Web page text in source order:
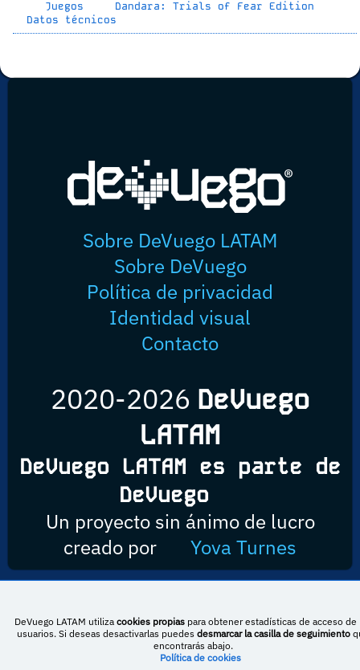
Juegos
Dandara: Trials of Fear Edition
Datos técnicos
Sobre DeVuego LATAM
Sobre DeVuego
Política de privacidad
Identidad visual
Contacto
2020-2026 DeVuego
LATAM
DeVuego LATAM es parte de
DeVuego
Un proyecto sin ánimo de lucro
creado por
Yova Turnes
Esta obra está bajo una licencia de Creative Commons Reconocimiento-
NoComercial-CompartirIgual 4.0 Internacional
DeVuego LATAM utiliza cookies propiaspara obtener estadísticas de acceso de
usuarios. Si deseas desactivarlas puedes desmarcar la casilla de seguimiento
encontrarás abajo.
Política de cookies